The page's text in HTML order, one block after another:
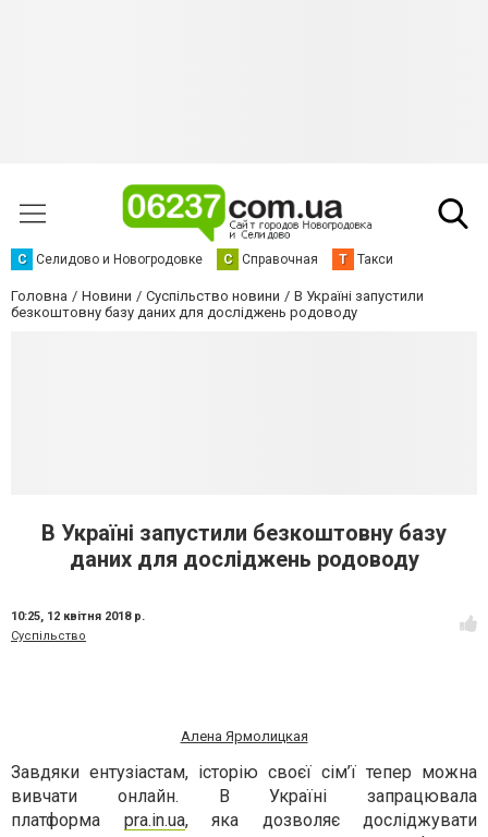
С Селидово и Новогродовке С Справочная Т Такси
Головна Новини Суспільство новини
В Україні запустили
безкоштовну базу даних для досліджень родоводу
В Україні запустили безкоштовну базу
даних для досліджень родоводу
10:25, 12 квітня 2018 р.
Суспільство
Алена Ярмолицкая
Завдяки ентузіастам, історію своєї сім’ї тепер можна
вивчати онлайн. В Україні запрацювала
платформа pra.in.ua, яка дозволяє досліджувати